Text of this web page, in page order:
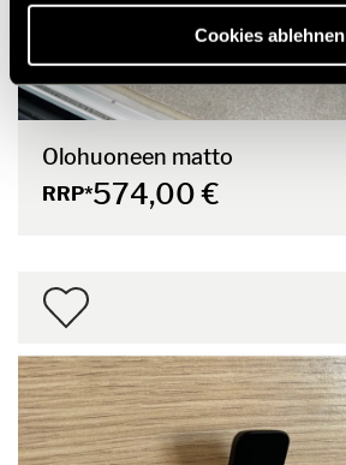
Cookies ablehnen
Olohuoneen matto
RRP*574,00 €